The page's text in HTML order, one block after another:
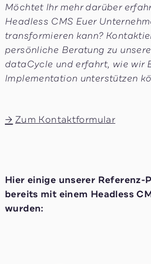
Möchtet Ihr mehr darüber
Headless CMS Euer
transformieren kann?
persönliche Beratung zu
dataCycle und erfahrt, wie wir
Implementation unterstützen
Zum Kontaktformular
Hier einige unserer Referenz-
bereits mit einem Headless
wurden: